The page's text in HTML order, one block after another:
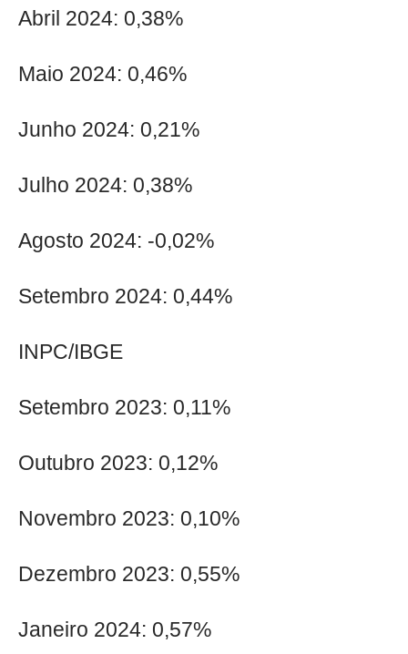
Abril 2024: 0,38%
Maio 2024: 0,46%
Junho 2024: 0,21%
Julho 2024: 0,38%
Agosto 2024: -0,02%
Setembro 2024: 0,44%
INPC/IBGE
Setembro 2023: 0,11%
Outubro 2023: 0,12%
Novembro 2023: 0,10%
Dezembro 2023: 0,55%
Janeiro 2024: 0,57%